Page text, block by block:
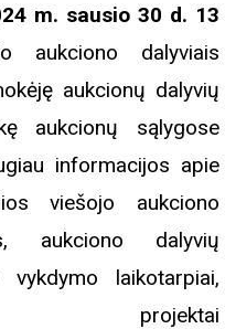
m. sausio 30 d. 13
aukciono dalyviais
aukcionų dalyvių
aukcionų sąlygose
informacijos apie
viešojo aukciono
aukciono dalyvių
laikotarpiai,